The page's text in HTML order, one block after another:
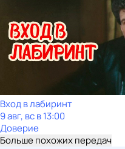
Вход в лабиринт
9 авг, вс в 13:00
Доверие
Больше похожих передач